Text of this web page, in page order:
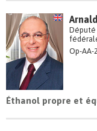
Député
Op-AA-
Éthanol propre et